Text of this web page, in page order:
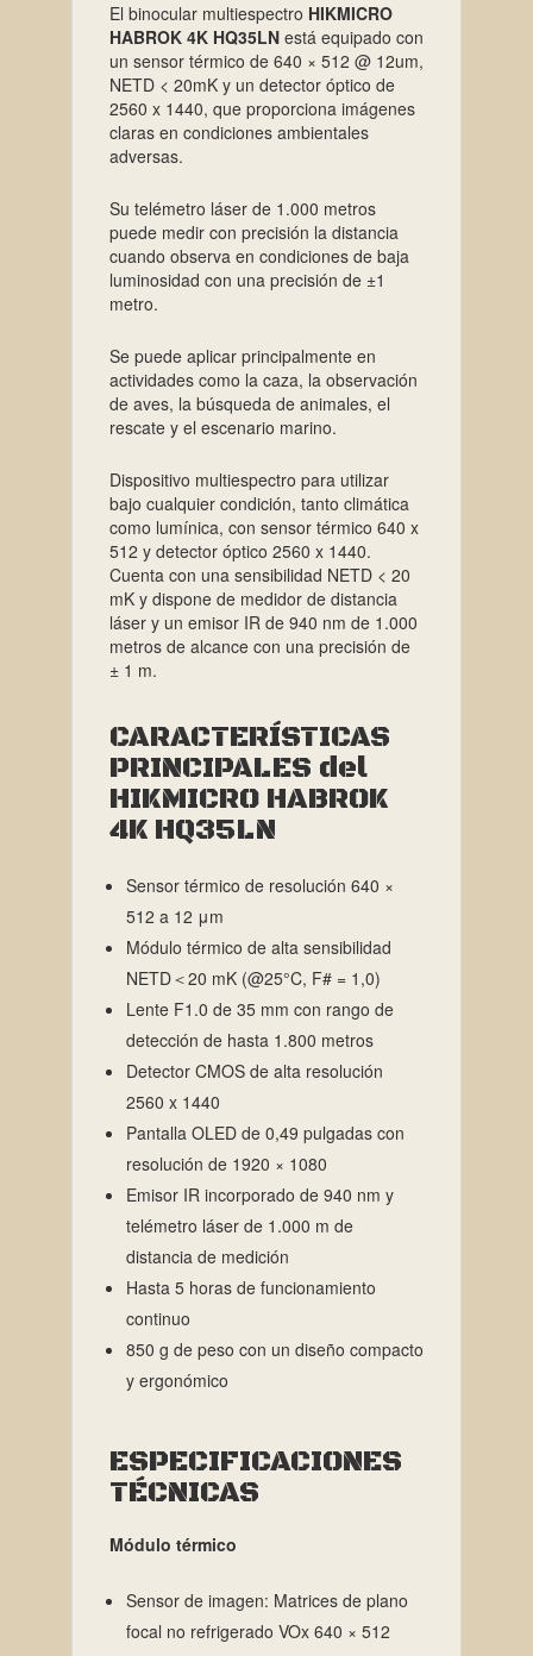
El binocular multiespectro HIKMICRO
HABROK 4K HQ35LNestá equipado con
un sensor térmico de 640 × 512 @ 12um,
NETD < 20mK y un detector óptico de
2560 x 1440, que proporciona imágenes
claras en condiciones ambientales
adversas.
Su telémetro láser de 1.000 metros
puede medir con precisión la distancia
cuando observa en condiciones de baja
luminosidad con una precisión de ±1
metro.
Se puede aplicar principalmente en
actividades como la caza, la observación
de aves, la búsqueda de animales, el
rescate y el escenario marino.
Dispositivo multiespectro para utilizar
bajo cualquier condición, tanto climática
como lumínica, con sensor térmico 640 x
512 y detector óptico 2560 x 1440.
Cuenta con una sensibilidad NETD < 20
mK y dispone de medidor de distancia
láser y un emisor IR de 940 nm de 1.000
metros de alcance con una precisión de
± 1 m.
CARACTERÍSTICAS
PRINCIPALES del
HIKMICRO HABROK
4K HQ35LN
Sensor térmico de resolución 640 ×
512 a 12 μm
Módulo térmico de alta sensibilidad
NETD＜20 mK (@25°C, F# = 1,0)
Lente F1.0 de 35 mm con rango de
detección de hasta 1.800 metros
Detector CMOS de alta resolución
2560 x 1440
Pantalla OLED de 0,49 pulgadas con
resolución de 1920 × 1080
Emisor IR incorporado de 940 nm y
telémetro láser de 1.000 m de
distancia de medición
Hasta 5 horas de funcionamiento
continuo
850 g de peso con un diseño compacto
y ergonómico
ESPECIFICACIONES
TÉCNICAS
Módulo térmico
Sensor de imagen: Matrices de plano
focal no refrigerado VOx 640 × 512